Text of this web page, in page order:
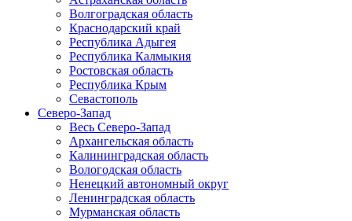
Волгоградская область
Краснодарский край
Республика Адыгея
Республика Калмыкия
Ростовская область
Республика Крым
Севастополь
Северо-Запад
Весь Северо-Запад
Архангельская область
Калининградская область
Вологодская область
Ненецкий автономный округ
Ленинградская область
Мурманская область